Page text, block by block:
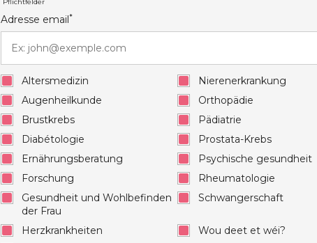
Pflichtfelder
Adresse email *
Altersmedizin
Augenheilkunde
Brustkrebs
Diabétologie
Ernährungsberatung
Forschung
Gesundheit und Wohlbefinden
der Frau
Herzkrankheiten
Nierenerkrankung
Orthopädie
Pädiatrie
Prostata-Krebs
Psychische gesundheit
Rheumatologie
Schwangerschaft
Wou deet et wéi?